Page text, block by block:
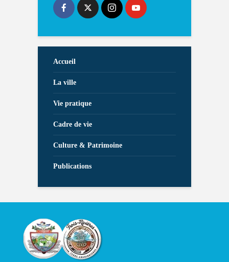
Accueil
La ville
Vie pratique
Cadre de vie
Culture & Patrimoine
Publications